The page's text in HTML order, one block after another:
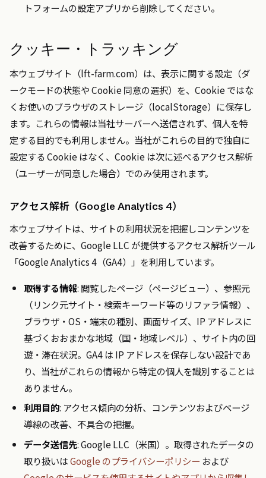
トフォームの設定アプリから削除してください。
クッキー・トラッキング
本ウェブサイト（lft-farm.com）は、表示に関する設定（ダ
ークモードの状態や Cookie 同意の選択）を、Cookie ではな
くお使いのブラウザのストレージ（localStorage）に保存し
ます。これらの情報は当社サーバーへ送信されず、個人を特
定する目的でも利用しません。当社がこれらの目的で独自に
設定する Cookie はなく、Cookie は次に述べるアクセス解析
（ユーザーが同意した場合）でのみ使用されます。
アクセス解析（Google Analytics 4）
本ウェブサイトは、サイトの利用状況を把握しコンテンツを
改善するために、Google LLC が提供するアクセス解析ツール
「Google Analytics 4（GA4）」を利用しています。
取得する情報: 閲覧したページ（ページビュー）、参照元
（リンク元サイト・検索キーワード等のリファラ情報）、
ブラウザ・OS・端末の種別、画面サイズ、IP アドレスに
基づくおおまかな地域（国・地域レベル）、サイト内の回
遊・滞在状況。GA4 は IP アドレスを保存しない設計であ
り、当社がこれらの情報から特定の個人を識別することは
ありません。
利用目的: アクセス傾向の分析、コンテンツおよびページ
導線の改善、不具合の把握。
データ送信先: Google LLC（米国）。取得されたデータの
取り扱いはGoogle のプライバシーポリシー および